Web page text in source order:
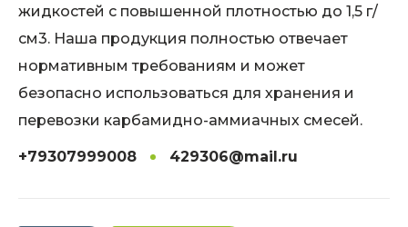
жидкостей с повышенной плотностью до 1,5 г/
см3. Наша продукция полностью отвечает
нормативным требованиям и может
безопасно использоваться для хранения и
перевозки карбамидно-аммиачных смесей.
+79307999008 429306@mail.ru